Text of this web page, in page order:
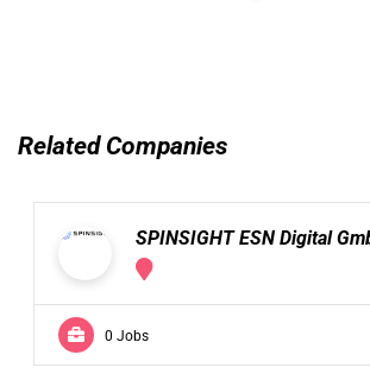
Related Companies
SPINSIGHT ESN Digital
0 Jobs